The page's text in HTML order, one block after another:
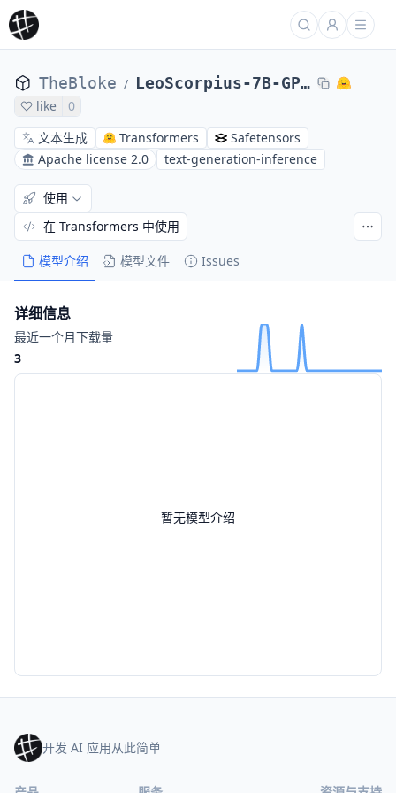
TheBloke / LeoScorpius-7B-GPTQ
like
0
文本生成
Transformers
Safetensors
Apache license 2.0
text-generation-inference
模型介绍 模型文件 Issues
使用
在 Transformers 中使用
暂无模型介绍
详细信息
最近一个月下载量
3
开发 AI 应用从此简单